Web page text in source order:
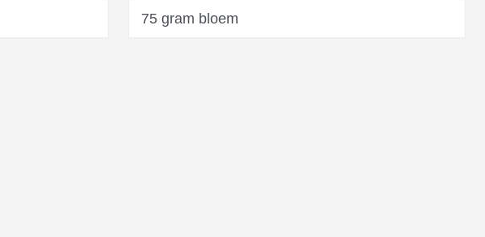
75 gram bloem